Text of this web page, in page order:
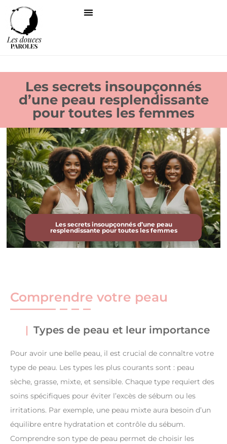
Les secrets insoupçonnés
d’une peau resplendissante
pour toutes les femmes
Les secrets insoupçonnés d’une peau
resplendissante pour toutes les femmes
Comprendre votre peau
Types de peau et leur importance
Pour avoir une belle peau, il est crucial de connaître votre
type de peau. Les types les plus courants sont : peau
sèche, grasse, mixte, et sensible. Chaque type requiert des
soins spécifiques pour éviter l’excès de sébum ou les
irritations. Par exemple, une peau mixte aura besoin d’un
équilibre entre hydratation et contrôle du sébum.
Comprendre son type de peau permet de choisir les